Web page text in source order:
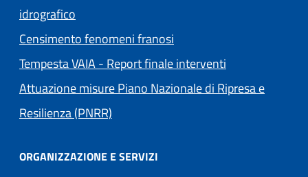
idrografico
Censimento fenomeni franosi
Tempesta VAIA - Report finale interventi
Attuazione misure Piano Nazionale di Ripresa e
Resilienza (PNRR)
ORGANIZZAZIONE E SERVIZI